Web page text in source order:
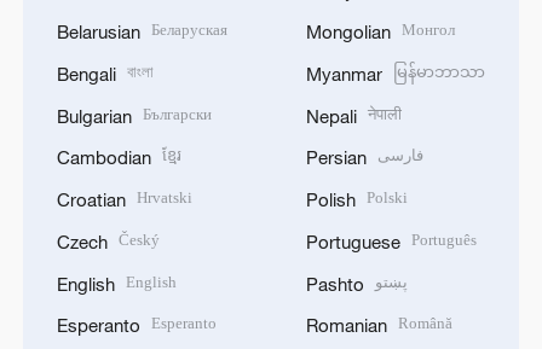
Belarusian Беларуская
Bengali বাংলা
Bulgarian Български
Cambodian ខ្មែរ
Croatian Hrvatski
Czech Český
English English
Esperanto Esperanto
Mongolian Монгол
Myanmar မြန်မာဘာသာ
Nepali नेपाली
Persian فارسی
Polish Polski
Portuguese Português
Pashto پښتو
Romanian Română